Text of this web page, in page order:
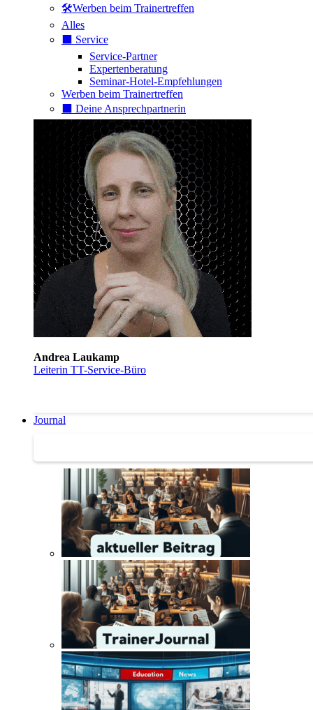
🛠️Werben beim Trainertreffen
Alles
⬛️ Service
Service-Partner
Expertenberatung
Seminar-Hotel-Empfehlungen
Werben beim Trainertreffen
⬛️ Deine Ansprechpartnerin
Andrea Laukamp
Leiterin TT-Service-Büro
Journal